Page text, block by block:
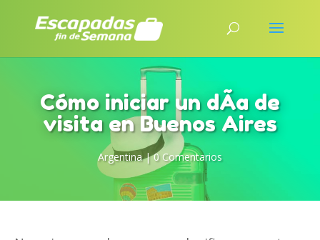
Cómo iniciar un dÃ­a de
visita en Buenos Aires
Argentina|0 Comentarios